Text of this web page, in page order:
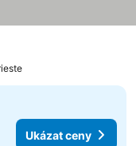
Ukázat ceny